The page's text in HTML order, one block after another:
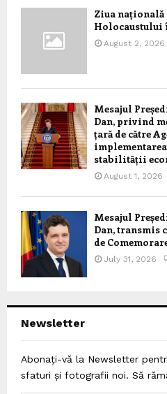
Ziua națională
August 2, 2026
Mesajul
Dan, privind
țară de către
stabilității
August 1, 2026
Mesajul
Dan, transmis
de
July 31, 2026
Newsletter
Abonați-vă la Newsletter
sfaturi și fotografii noi. Să